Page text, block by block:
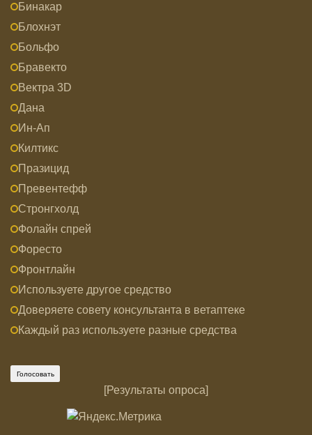
Бинакар
Блохнэт
Больфо
Бравекто
Вектра 3D
Дана
Ин-Ап
Килтикс
Празицид
Превентефф
Стронгхолд
Фолайн спрей
Форесто
Фронтлайн
Используете другое средство
Доверяете совету консультанта в ветаптеке
Каждый раз используете разные средства
[Результаты опроса]